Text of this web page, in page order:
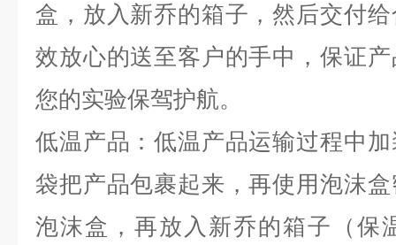
盒，放入新乔的箱子，然后交付
效放心的送至客户的手中，保证
您的实验保驾护航。
低温产品：低温产品运输过程中
袋把产品包裹起来，再使用泡沫
泡沫盒，再放入新乔的箱子（保